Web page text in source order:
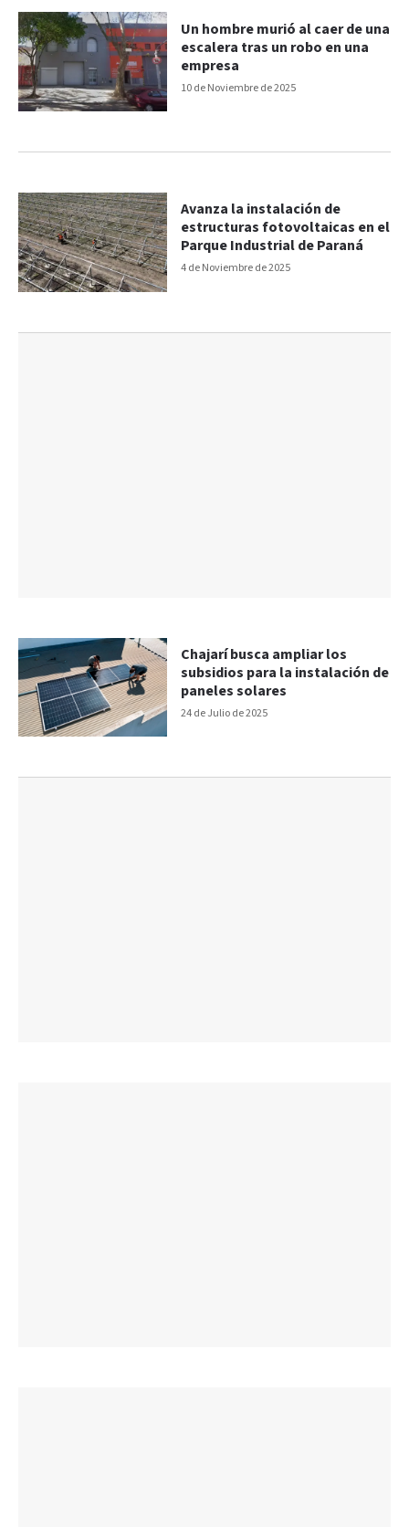
10 de Noviembre de 2025
Un hombre murió al caer de una
escalera tras un robo en una
empresa
4 de Noviembre de 2025
Avanza la instalación de
estructuras fotovoltaicas en el
Parque Industrial de Paraná
24 de Julio de 2025
Chajarí busca ampliar los
subsidios para la instalación de
paneles solares